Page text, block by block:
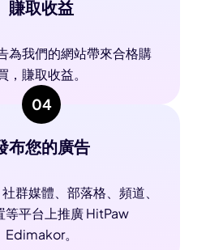
賺取收益
為我們的網站帶來合格購
，賺取收益。
04
布您的廣告
群媒體、部落格、頻道、
等平台上推廣 HitPaw
Edimakor。